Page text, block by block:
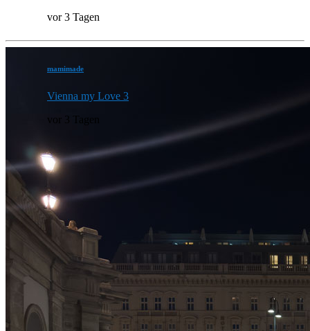
vor 3 Tagen
mamimade
Vienna my Love 3
vor 3 Tagen